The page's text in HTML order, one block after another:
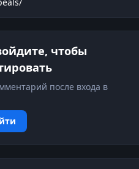
чтобы
после входа в